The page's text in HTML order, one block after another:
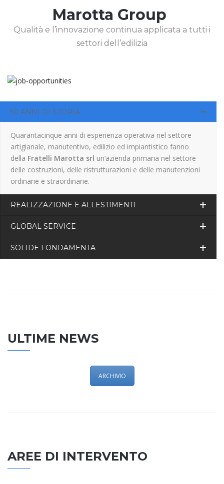
Marotta Group
Qualità e l’innovazione continua applicata a tutti i
settori dell’edilizia
50 ANNI DI STORIA
Quarantacinque anni di esperienza operativa nel settore
artigianale, manutentivo, edilizio ed impiantistico fanno
della Fratelli Marotta srl un’azienda primaria nel settore
delle costruzioni, delle ristrutturazioni e delle manutenzioni
ordinarie e straordinarie.
REALIZZAZIONE E ALLESTIMENTI
GLOBAL SERVICE
SOLIDE FONDAMENTA
ULTIME NEWS
ARCHIVIO
AREE DI INTERVENTO